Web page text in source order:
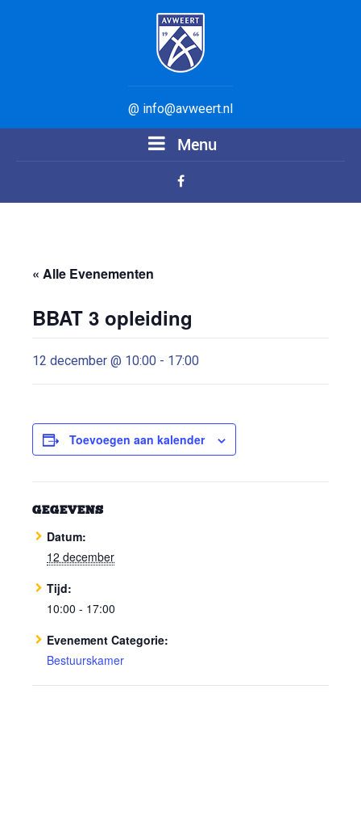
@ info@avweert.nl
Menu
« Alle Evenementen
BBAT 3 opleiding
12 december @ 10:00 - 17:00
Toevoegen aan kalender
GEGEVENS
Datum:
12 december
Tijd:
10:00 - 17:00
Evenement Categorie:
Bestuurskamer